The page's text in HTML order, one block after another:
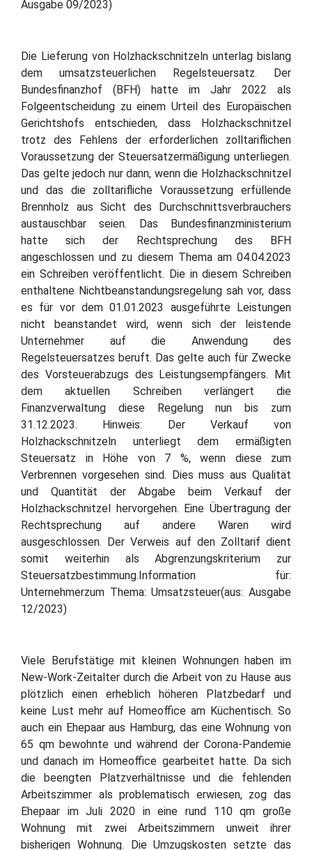
Ausgabe 09/2023)
Die Lieferung von Holzhackschnitzeln unterlag bislang
dem umsatzsteuerlichen Regelsteuersatz. Der
Bundesfinanzhof (BFH) hatte im Jahr 2022 als
Folgeentscheidung zu einem Urteil des Europäischen
Gerichtshofs entschieden, dass Holzhackschnitzel
trotz des Fehlens der erforderlichen zolltariflichen
Voraussetzung der Steuersatzermäßigung unterliegen.
Das gelte jedoch nur dann, wenn die Holzhackschnitzel
und das die zolltarifliche Voraussetzung erfüllende
Brennholz aus Sicht des Durchschnittsverbrauchers
austauschbar seien. Das Bundesfinanzministerium
hatte sich der Rechtsprechung des BFH
angeschlossen und zu diesem Thema am 04.04.2023
ein Schreiben veröffentlicht. Die in diesem Schreiben
enthaltene Nichtbeanstandungsregelung sah vor, dass
es für vor dem 01.01.2023 ausgeführte Leistungen
nicht beanstandet wird, wenn sich der leistende
Unternehmer auf die Anwendung des
Regelsteuersatzes beruft. Das gelte auch für Zwecke
des Vorsteuerabzugs des Leistungsempfängers. Mit
dem aktuellen Schreiben verlängert die
Finanzverwaltung diese Regelung nun bis zum
31.12.2023. Hinweis: Der Verkauf von
Holzhackschnitzeln unterliegt dem ermäßigten
Steuersatz in Höhe von 7 %, wenn diese zum
Verbrennen vorgesehen sind. Dies muss aus Qualität
und Quantität der Abgabe beim Verkauf der
Holzhackschnitzel hervorgehen. Eine Übertragung der
Rechtsprechung auf andere Waren wird
ausgeschlossen. Der Verweis auf den Zolltarif dient
somit weiterhin als Abgrenzungskriterium zur
Steuersatzbestimmung.Information für:
Unternehmerzum Thema: Umsatzsteuer(aus: Ausgabe
12/2023)
Viele Berufstätige mit kleinen Wohnungen haben im
New-Work-Zeitalter durch die Arbeit von zu Hause aus
plötzlich einen erheblich höheren Platzbedarf und
keine Lust mehr auf Homeoffice am Küchentisch. So
auch ein Ehepaar aus Hamburg, das eine Wohnung von
65 qm bewohnte und während der Corona-Pandemie
und danach im Homeoffice gearbeitet hatte. Da sich
die beengten Platzverhältnisse und die fehlenden
Arbeitszimmer als problematisch erwiesen, zog das
Ehepaar im Juli 2020 in eine rund 110 qm große
Wohnung mit zwei Arbeitszimmern unweit ihrer
bisherigen Wohnung. Die Umzugskosten setzte das